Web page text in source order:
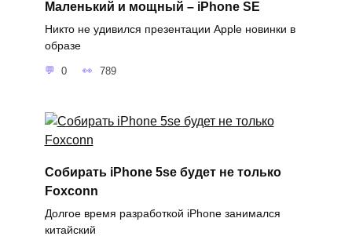
Маленький и мощный – iPhone SE
Никто не удивился презентации Apple новинки в
образе
0 789
Собирать iPhone 5se будет не только
Foxconn
Долгое время разработкой iPhone занимался
китайский